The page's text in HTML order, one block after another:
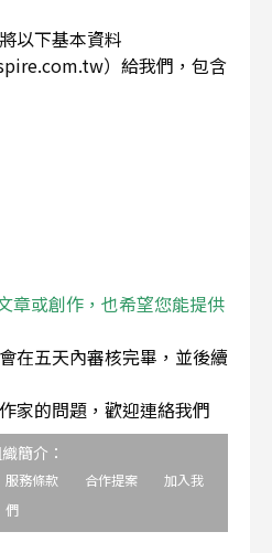
以下基本資料
）給我們，包含
章或創作，也希望您能提供
在五天內審核完畢，並後續
家的問題，歡迎連絡我們
簡介：
服務條款 合作提案
加入我
們